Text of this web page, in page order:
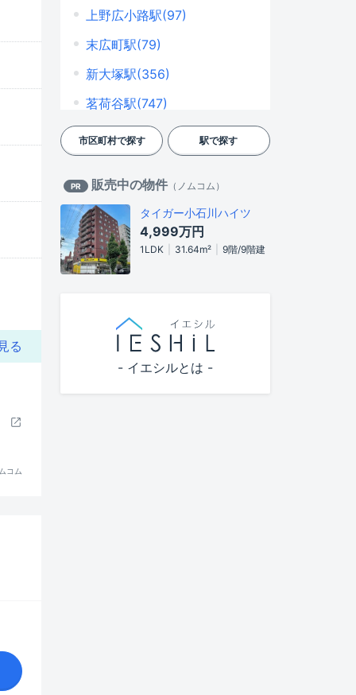
る
コム
関口(95)
千石(229)
千駄木(260)
西片(64)
根津(92)
白山(245)
本駒込(362)
本郷(347)
向丘(91)
目白台(98)
湯島(165)
上野広小路駅(97)
末広町駅(79)
新大塚駅(356)
茗荷谷駅(747)
後楽園駅(497)
御茶ノ水駅(150)
駒込駅(265)
本駒込駅(717)
西日暮里駅(183)
千駄木駅(401)
根津駅(213)
市区町村で探す 駅で探す
PR 販売中の物件 （ ノムコム ）
タイガー小石川ハイツ
4,999万円
1LDK 31.64m² 9階/9階建
- イエシルとは -